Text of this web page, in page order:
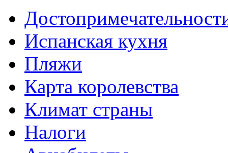
Испанская кухня
Пляжи
Карта королевства
Климат страны
Налоги